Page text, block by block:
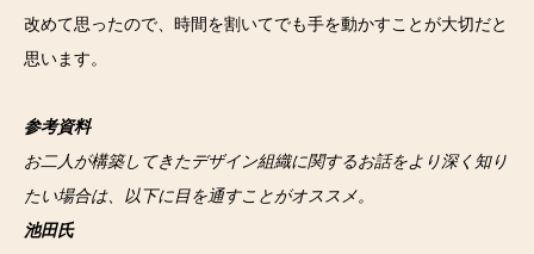
改めて思ったので、時間を割いてでも手を動かすことが大切だと
思います。
参考資料
お二人が構築してきたデザイン組織に関するお話をより深く知り
たい場合は、以下に目を通すことがオススメ。
池田氏